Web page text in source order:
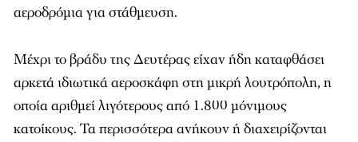
αεροδρόμια για στάθμευση.
Μέχρι το βράδυ της Δευτέρας είχαν ήδη καταφθάσει
αρκετά ιδιωτικά αεροσκάφη στη μικρή λουτρόπολη, η
οποία αριθμεί λιγότερους από 1.800 μόνιμους
κατοίκους. Τα περισσότερα ανήκουν ή διαχειρίζονται